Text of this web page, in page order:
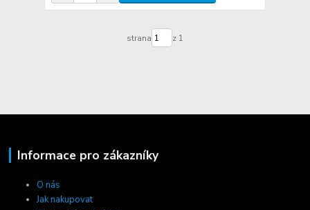
strana z 1
Informace pro zákazníky
O nás
Jak nakupovat